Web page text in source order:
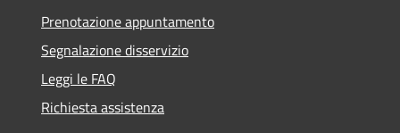
Prenotazione appuntamento
Segnalazione disservizio
Leggi le FAQ
Richiesta assistenza